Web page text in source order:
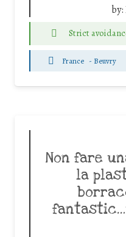
by:
Strict
France - Beuvry
Non fare
la